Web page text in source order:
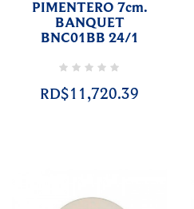
PIMENTERO 7cm.
BANQUET
BNC01BB 24/1
RD$11,720.39